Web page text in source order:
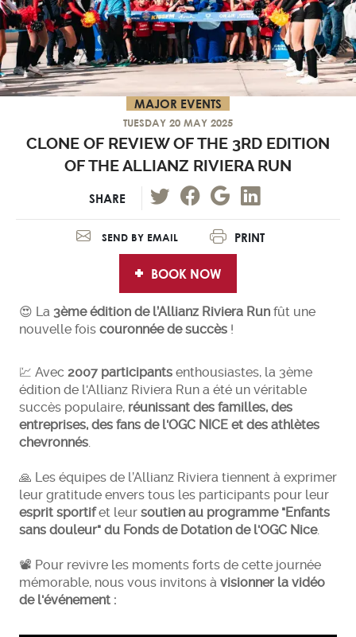
MAJOR EVENTS
TUESDAY 20 MAY 2025
CLONE OF REVIEW OF THE 3RD EDITION
OF THE ALLIANZ RIVIERA RUN
SHARE
SEND BY EMAIL PRINT
BOOK NOW
😍 La 3ème édition de l’Allianz Riviera Run fût une
nouvelle fois couronnée de succès !
💹 Avec 2007 participants enthousiastes, la 3ème
édition de l'Allianz Riviera Run a été un véritable
succès populaire, réunissant des familles, des
entreprises, des fans de l'OGC NICE et des athlètes
chevronnés.
🙏 Les équipes de l’Allianz Riviera tiennent à exprimer
leur gratitude envers tous les participants pour leur
esprit sportifet leur soutien au programme "Enfants
sans douleur" du Fonds de Dotation de l'OGC Nice.
📽️ Pour revivre les moments forts de cette journée
mémorable, nous vous invitons à visionner la vidéo
de l'événement :